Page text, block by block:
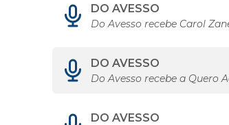
DO AVESSO
Do Avesso recebe Carol
DO AVESSO
Do Avesso recebe a Quero
DO AVESSO